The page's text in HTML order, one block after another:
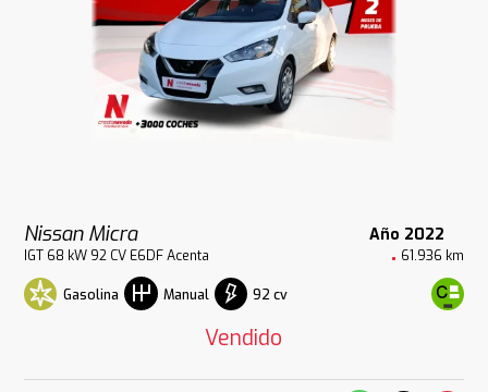
Nissan Micra Año 2022
IGT 68 kW 92 CV E6DF Acenta 61.936 km
Gasolina Manual 92 cv
Vendido